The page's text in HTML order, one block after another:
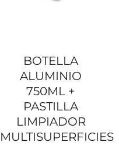
BOTELLA
ALUMINIO
750ML +
PASTILLA
LIMPIADOR
MULTISUPERFICIES